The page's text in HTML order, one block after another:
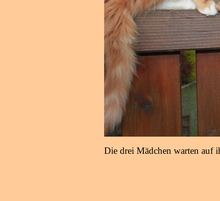
Die drei Mädchen warten auf